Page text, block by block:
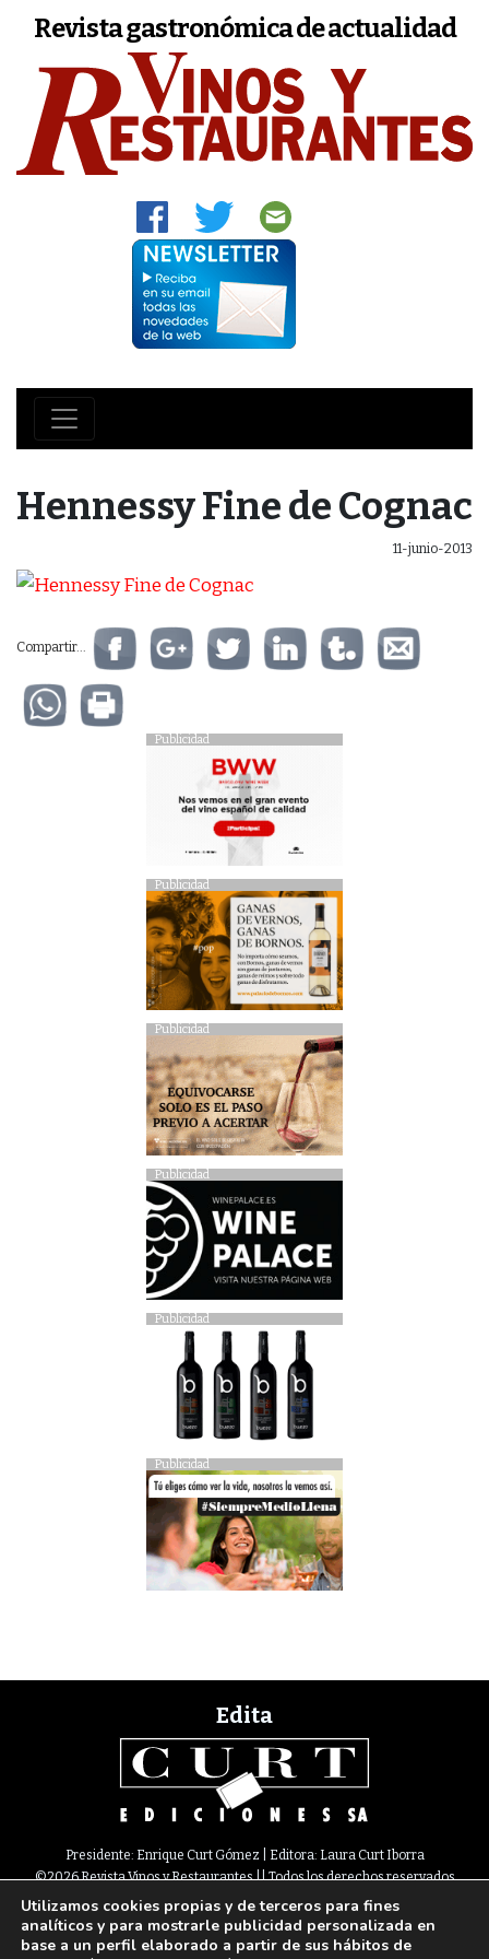
Revista gastronómica de actualidad
Hennessy Fine de Cognac
11-junio-2013
Compartir...
Publicidad
Publicidad
Publicidad
Publicidad
Publicidad
Publicidad
Edita
Presidente: Enrique Curt Gómez | Editora: Laura Curt Iborra
©2026 Revista Vinos y Restaurantes || Todos los derechos reservados
Newsletter Nota legal Política de Cookies Suscripción
Contacto
Paseo de Gracia, 63. 1º 2ª. 08008 Barcelona |933 180 101¦ Fax 933 183 505
Utilizamos cookies propias y de terceros para fines
analíticos y para mostrarle publicidad personalizada en
base a un perfil elaborado a partir de sus hábitos de